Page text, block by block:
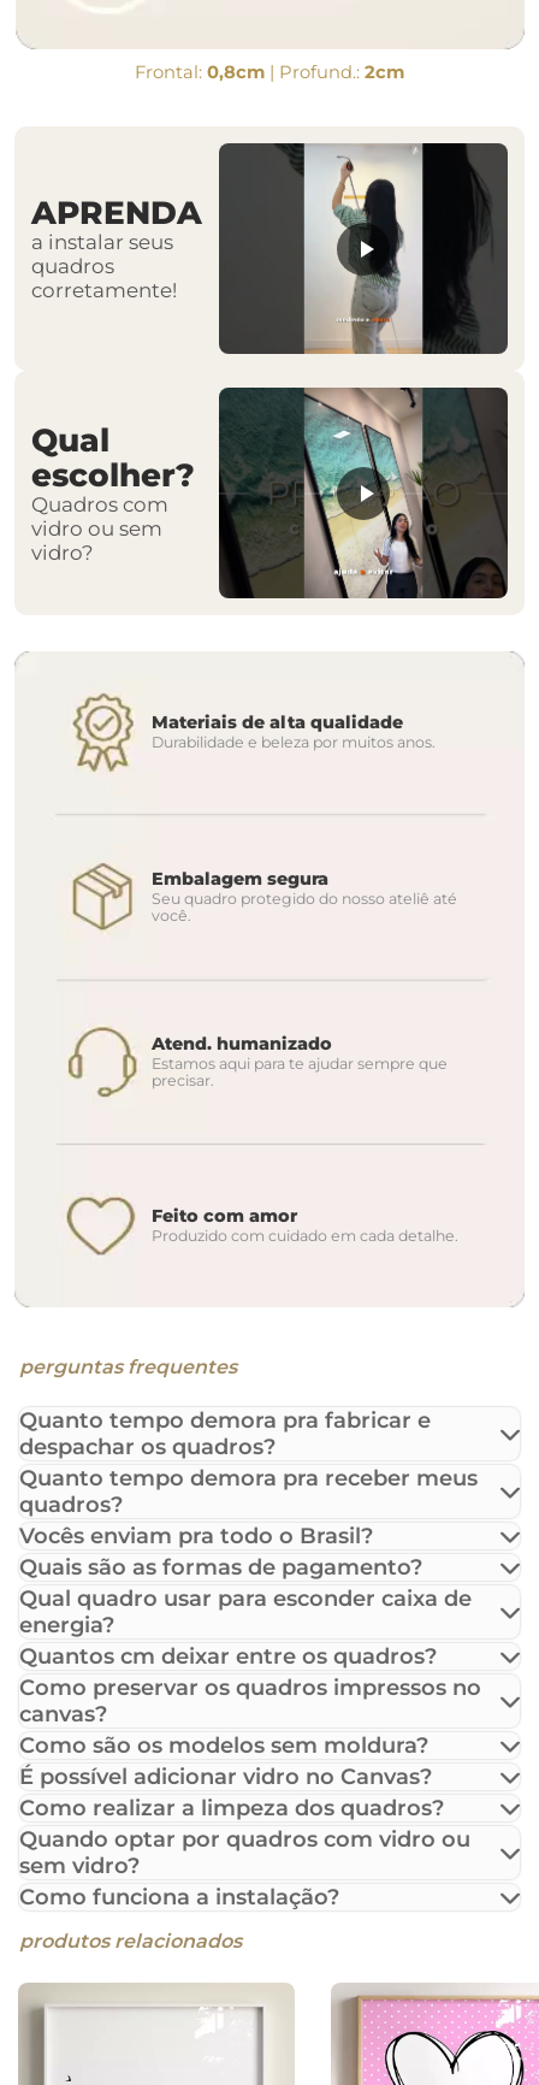
Frontal: 0,8cm | Profund.: 2cm
APRENDA
a instalar seus
quadros
corretamente!
Qual
escolher?
Quadros com
vidro ou sem
vidro?
Materiais de alta qualidade
Durabilidade e beleza por muitos anos.
Embalagem segura
Seu quadro protegido do nosso ateliê até
você.
Atend. humanizado
Estamos aqui para te ajudar sempre que
precisar.
Feito com amor
Produzido com cuidado em cada detalhe.
perguntas frequentes
Quanto tempo demora pra fabricar e
despachar os quadros?
Quanto tempo demora pra receber meus
quadros?
Vocês enviam pra todo o Brasil?
Quais são as formas de pagamento?
Qual quadro usar para esconder caixa de
energia?
Quantos cm deixar entre os quadros?
Como preservar os quadros impressos no
canvas?
Como são os modelos sem moldura?
É possível adicionar vidro no Canvas?
Como realizar a limpeza dos quadros?
Quando optar por quadros com vidro ou
sem vidro?
Como funciona a instalação?
produtos relacionados